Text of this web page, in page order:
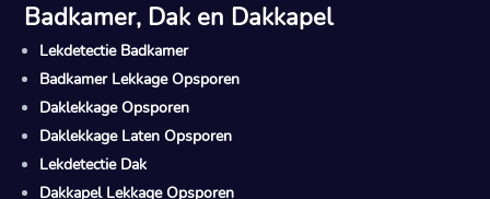
Badkamer, Dak en Dakkapel
Lekdetectie Badkamer
Badkamer Lekkage Opsporen
Daklekkage Opsporen
Daklekkage Laten Opsporen
Lekdetectie Dak
Dakkapel Lekkage Opsporen